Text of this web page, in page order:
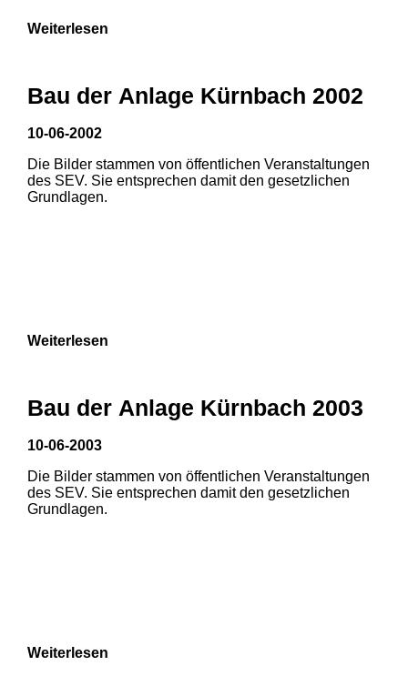
Weiterlesen
Bau der Anlage Kürnbach 2002
10-06-2002
Die Bilder stammen von öffentlichen Veranstaltungen
des SEV. Sie entsprechen damit den gesetzlichen
Grundlagen.
Weiterlesen
Bau der Anlage Kürnbach 2003
10-06-2003
Die Bilder stammen von öffentlichen Veranstaltungen
des SEV. Sie entsprechen damit den gesetzlichen
Grundlagen.
Weiterlesen